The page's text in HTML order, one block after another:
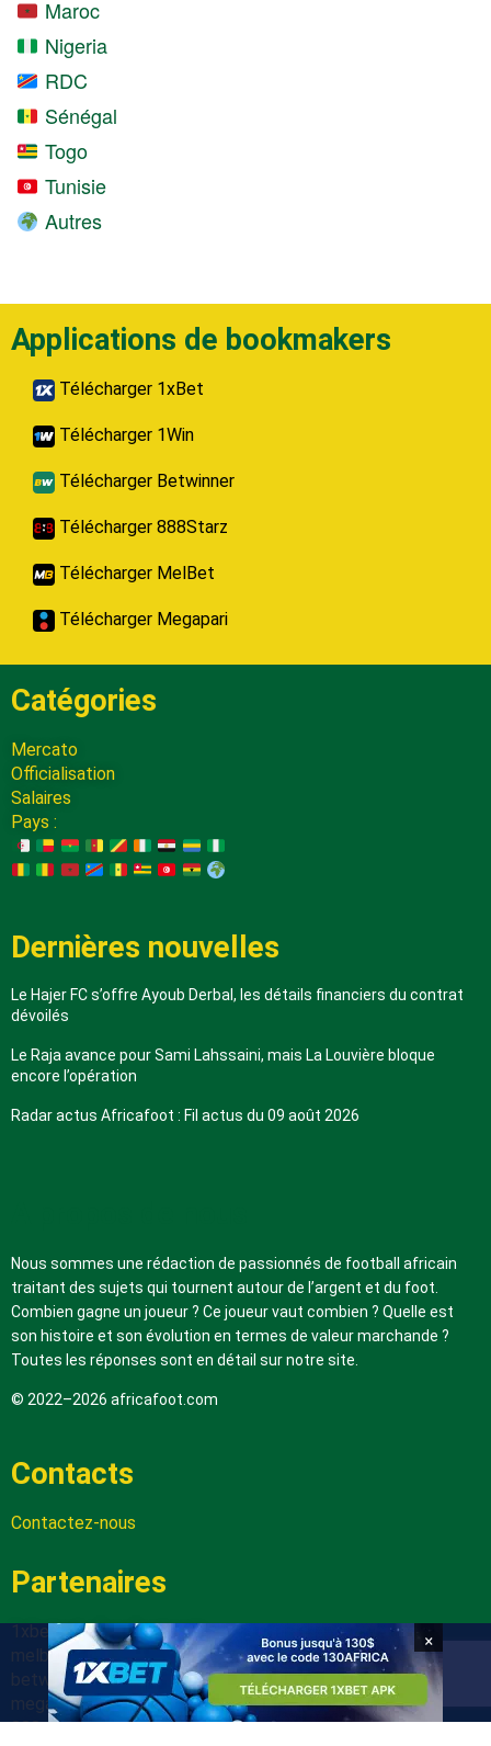
Maroc
Nigeria
RDC
Sénégal
Togo
Tunisie
Autres
Applications de bookmakers
Télécharger 1xBet
Télécharger 1Win
Télécharger Betwinner
Télécharger 888Starz
Télécharger MelBet
Télécharger Megapari
Catégories
Mercato
Officialisation
Salaires
Pays :
Dernières nouvelles
Le Hajer FC s’offre Ayoub Derbal, les détails financiers du contrat
dévoilés
Le Raja avance pour Sami Lahssaini, mais La Louvière bloque
encore l’opération
Radar actus Africafoot : Fil actus du 09 août 2026
Nous sommes une rédaction de passionnés de football africain
traitant des sujets qui tournent autour de l’argent et du foot.
Combien gagne un joueur ? Ce joueur vaut combien ? Quelle est
son histoire et son évolution en termes de valeur marchande ?
Toutes les réponses sont en détail sur notre site.
© 2022–2026 africafoot.com
Contacts
Contactez-nous
Partenaires
1xbetapk.africafoot.com
melbet.africafoot.com
betwinnerapp.africafoot.com
megapari.africafoot.com
888starz.africafoot.com
×